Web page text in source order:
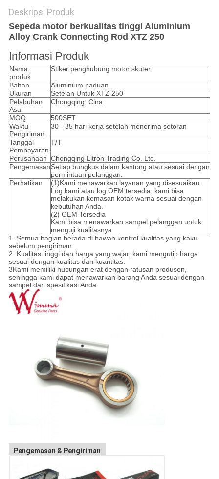
Deskripsi Produk
Sepeda motor berkualitas tinggi Aluminium
Alloy Crank Connecting Rod XTZ 250
Informasi Produk
Nama
produk
Stiker penghubung motor skuter
Bahan
Aluminium paduan
Ukuran
Setelan Untuk XTZ 250
Pelabuhan
Asal
Chongqing, Cina
MOQ
500SET
Waktu
Pengiriman
30 - 35 hari kerja setelah menerima setoran
Tanggal
Pembayaran
T/T
Perusahaan Chongqing Litron Trading Co. Ltd.
PengemasanSetiap bungkus dalam kantong atau sesuai dengan
permintaan pelanggan.
Perhatikan
(1)Kami menawarkan layanan yang disesuaikan.
Log kami atau log OEM tersedia, kami bisa
melakukan kemasan kotak warna sesuai dengan
kebutuhan Anda.
(2) OEM Tersedia
Kami bisa menawarkan sampel pelanggan untuk
menguji kualitasnya.
1. Semua bagian berada di bawah kontrol kualitas yang kaku
sebelum pengiriman
2. Kualitas tinggi dan harga yang wajar, kami mengutip harga
sesuai dengan kualitas dan kuantitas.
3Kami memiliki hubungan erat dengan ratusan produsen,
sehingga kami dapat menawarkan barang Anda sesuai dengan
sampel dan spesifikasi Anda.
Pengemasan & Pengiriman